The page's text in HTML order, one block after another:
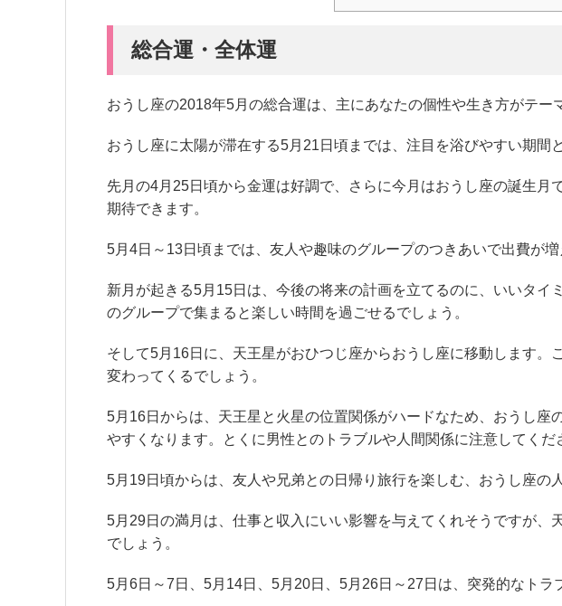
総合運・全体運
おうし座の2018年5月の総合運は、主にあなたの個性や生き方がテー
おうし座に太陽が滞在する5月21日頃までは、注目を浴びやすい期間
先月の4月25日頃から金運は好調で、さらに今月はおうし座の誕生月
期待できます。
5月4日～13日頃までは、友人や趣味のグループのつきあいで出費が増
新月が起きる5月15日は、今後の将来の計画を立てるのに、いいタイ
のグループで集まると楽しい時間を過ごせるでしょう。
そして5月16日に、天王星がおひつじ座からおうし座に移動します。
変わってくるでしょう。
5月16日からは、天王星と火星の位置関係がハードなため、おうし座
やすくなります。とくに男性とのトラブルや人間関係に注意してくだ
5月19日頃からは、友人や兄弟との日帰り旅行を楽しむ、おうし座の
5月29日の満月は、仕事と収入にいい影響を与えてくれそうですが、
でしょう。
5月6日～7日、5月14日、5月20日、5月26日～27日は、突発的なトラ